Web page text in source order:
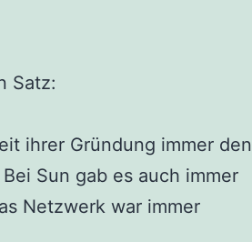
Satz:
ihrer Gründung immer den
Sun gab es auch immer
Netzwerk war immer